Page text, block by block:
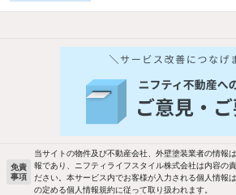
他の人はこんな条件で絞り込んでいます！
バス・トイレ別 2
洗濯機置場あり 独
免責
事項
当サイトの物件及び不動産会社、外壁塗装業者の情報
報であり、ニフティライフスタイル株式会社は内容の
ださい。本サービス内でお客様が入力される個人情報
の定める個人情報規約に従って取り扱われます。